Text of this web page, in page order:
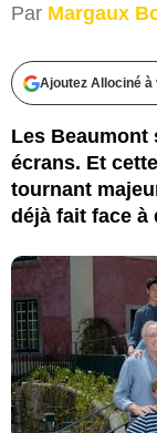
Par Margaux
Ajoutez Allociné
Les
écrans. Et
tournant
déjà fait face